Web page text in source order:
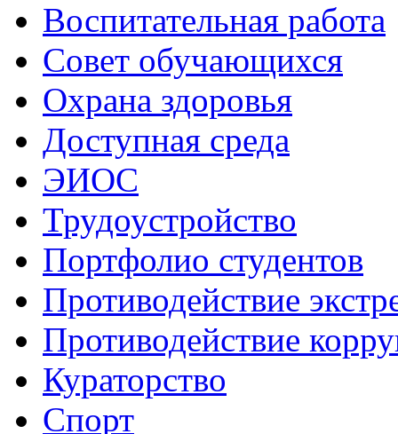
Воспитательная работа
Совет обучающихся
Охрана здоровья
Доступная среда
ЭИОС
Трудоустройство
Портфолио студентов
Противодействие
Противодействие
Кураторство
Спорт